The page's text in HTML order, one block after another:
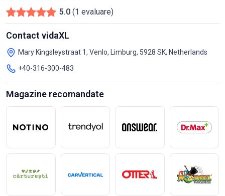
5.0 (1 evaluare)
Contact vidaXL
Mary Kingsleystraat 1, Venlo, Limburg, 5928 SK, Netherlands
+40-316-300-483
Magazine recomandate